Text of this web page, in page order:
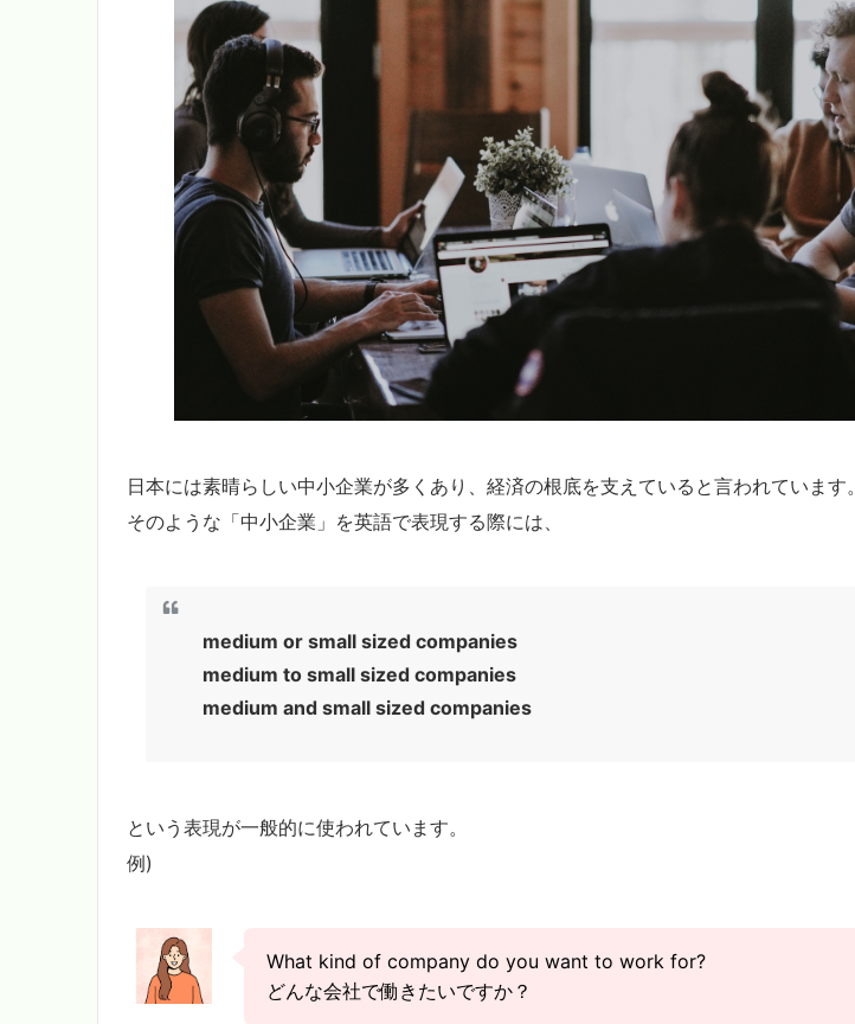
日本には素晴らしい中小企業が多くあり、経済の根底を支えていると言われています。
そのような「中小企業」を英語で表現する際には、
medium or small sized companies
medium to small sized companies
medium and small sized companies
という表現が一般的に使われています。
例)
What kind of company do you want to work for?
どんな会社で働きたいですか？